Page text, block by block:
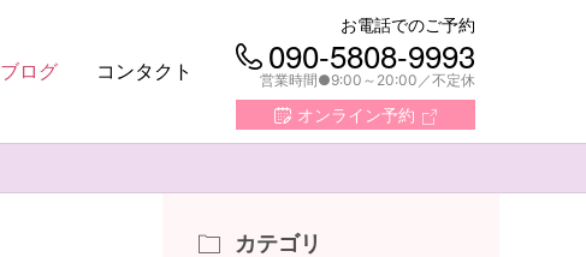
ブログ コンタクト
お電話でのご予約
090-5808-9993
営業時間●9:00～20:00 不定休
オンライン予約
カテゴリ